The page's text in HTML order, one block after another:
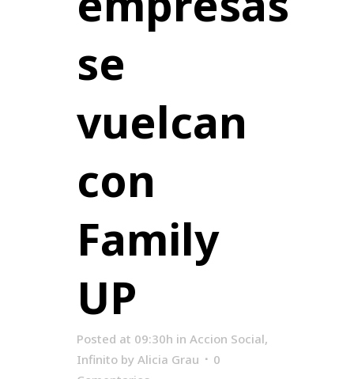
se
vuelcan
con
Family
UP
Posted at 09:30h in Accion Social,
Infinito by Alicia Grau
0